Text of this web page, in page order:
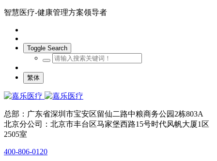
智慧医疗-健康管理方案领导者
Toggle Search
繁体
总部：广东省深圳市宝安区留仙二路中粮商务公园2栋803A
北京分公司：北京市丰台区马家堡西路15号时代风帆大厦1区
2505室
400-806-0120